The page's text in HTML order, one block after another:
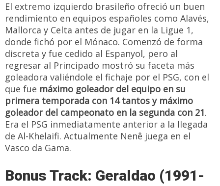
El extremo izquierdo brasileño ofreció un buen
rendimiento en equipos españoles como Alavés,
Mallorca y Celta antes de jugar en la Ligue 1,
donde fichó por el Mónaco. Comenzó de forma
discreta y fue cedido al Espanyol, pero al
regresar al Principado mostró su faceta más
goleadora valiéndole el fichaje por el PSG, con el
que fue máximo goleador del equipo en su
primera temporada con 14 tantos y máximo
goleador del campeonato en la segunda con 21.
Era el PSG inmediatamente anterior a la llegada
de Al-Khelaifi. Actualmente Nenê juega en el
Vasco da Gama.
Bonus Track: Geraldao (1991-